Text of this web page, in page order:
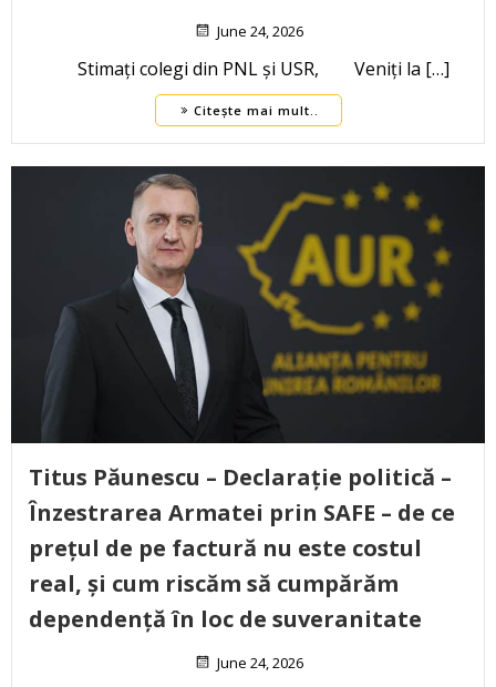
June 24, 2026
Stimați colegi din PNL și USR, Veniți la […]
Citește mai mult..
Titus Păunescu – Declarație politică –
Înzestrarea Armatei prin SAFE – de ce
prețul de pe factură nu este costul
real, și cum riscăm să cumpărăm
dependență în loc de suveranitate
June 24, 2026